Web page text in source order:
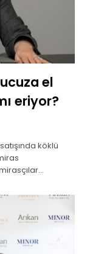
el
eriyor?
köklü